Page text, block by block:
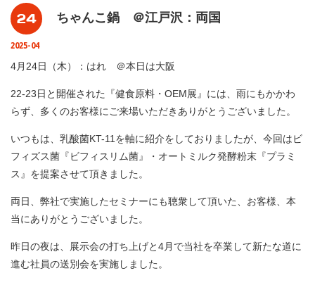
24
2025-04
ちゃんこ鍋 ＠江戸沢：両国
4月24日（木）：はれ ＠本日は大阪
22-23日と開催された『健食原料・OEM展』には、雨にもかかわ
らず、多くのお客様にご来場いただきありがとうございました。
いつもは、乳酸菌KT-11を軸に紹介をしておりましたが、今回はビ
フィズス菌『ビフィスリム菌』・オートミルク発酵粉末『プラミ
ス』を提案させて頂きました。
両日、弊社で実施したセミナーにも聴衆して頂いた、お客様、本
当にありがとうございました。
昨日の夜は、展示会の打ち上げと4月で当社を卒業して新たな道に
進む社員の送別会を実施しました。